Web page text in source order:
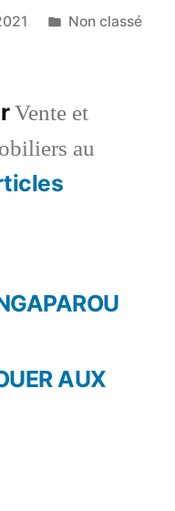
Publié
Non classé
Vente et
au
:
AUX
: